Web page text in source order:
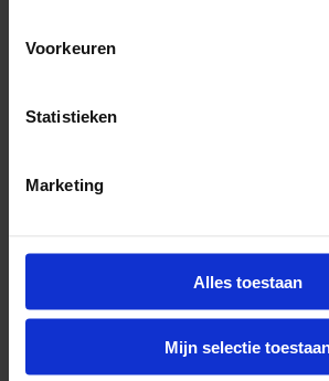
Voorkeuren
Statistieken
Marketing
Alles toestaan
Mijn selectie
Omschrijving